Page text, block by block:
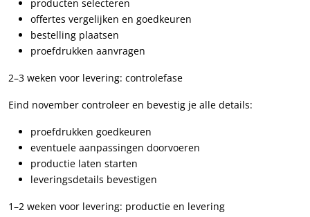
producten selecteren
offertes vergelijken en goedkeuren
bestelling plaatsen
proefdrukken aanvragen
2–3 weken voor levering: controlefase
Eind november controleer en bevestig je alle details:
proefdrukken goedkeuren
eventuele aanpassingen doorvoeren
productie laten starten
leveringsdetails bevestigen
1–2 weken voor levering: productie en levering